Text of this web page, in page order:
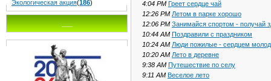
Экологическая акция(186) 4:04 PM Греет сердце чай
12:26 PM Летом в парке хорошо
12:06 PM Занимайся спортом - получай
10:44 AM Поздравили с праздником
10:24 AM Люди пожилые - сердцем
10:20 AM Лето в деревне
9:38 AM Путешествие по селу
9:11 AM Веселое лето